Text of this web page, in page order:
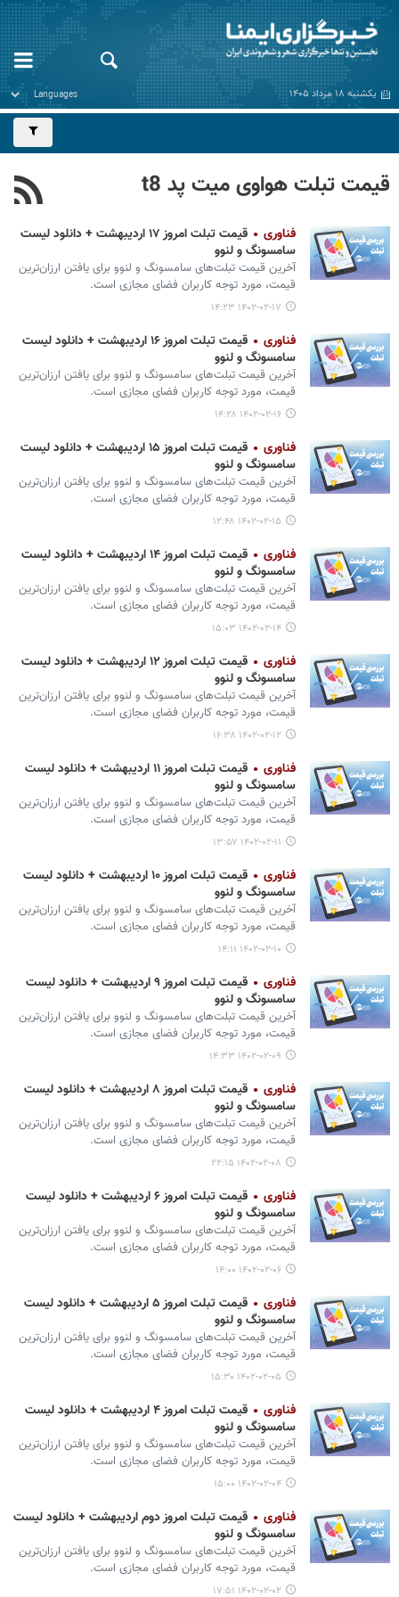
یکشنبه ۱۸ مرداد ۱۴۰۵
قیمت تبلت هواوی میت پد t8
فناوری
قیمت تبلت امروز ۱۷ اردیبهشت + دانلود لیست
سامسونگ و لنوو
آخرین قیمت تبلت‌های سامسونگ و لنوو برای یافتن ارزان‌ترین
قیمت، مورد توجه کاربران فضای مجازی است.
۱۴۰۲-۰۲-۱۷ ۱۴:۲۳
فناوری
قیمت تبلت امروز ۱۶ اردیبهشت + دانلود لیست
سامسونگ و لنوو
آخرین قیمت تبلت‌های سامسونگ و لنوو برای یافتن ارزان‌ترین
قیمت، مورد توجه کاربران فضای مجازی است.
۱۴۰۲-۰۲-۱۶ ۱۴:۲۸
فناوری
قیمت تبلت امروز ۱۵ اردیبهشت + دانلود لیست
سامسونگ و لنوو
آخرین قیمت تبلت‌های سامسونگ و لنوو برای یافتن ارزان‌ترین
قیمت، مورد توجه کاربران فضای مجازی است.
۱۴۰۲-۰۲-۱۵ ۱۲:۴۸
فناوری
قیمت تبلت امروز ۱۴ اردیبهشت + دانلود لیست
سامسونگ و لنوو
آخرین قیمت تبلت‌های سامسونگ و لنوو برای یافتن ارزان‌ترین
قیمت، مورد توجه کاربران فضای مجازی است.
۱۴۰۲-۰۲-۱۴ ۱۵:۰۳
فناوری
قیمت تبلت امروز ۱۲ اردیبهشت + دانلود لیست
سامسونگ و لنوو
آخرین قیمت تبلت‌های سامسونگ و لنوو برای یافتن ارزان‌ترین
قیمت، مورد توجه کاربران فضای مجازی است.
۱۴۰۲-۰۲-۱۲ ۱۶:۳۸
فناوری
قیمت تبلت امروز ۱۱ اردیبهشت + دانلود لیست
سامسونگ و لنوو
آخرین قیمت تبلت‌های سامسونگ و لنوو برای یافتن ارزان‌ترین
قیمت، مورد توجه کاربران فضای مجازی است.
۱۴۰۲-۰۲-۱۱ ۱۳:۵۷
فناوری
قیمت تبلت امروز ۱۰ اردیبهشت + دانلود لیست
سامسونگ و لنوو
آخرین قیمت تبلت‌های سامسونگ و لنوو برای یافتن ارزان‌ترین
قیمت، مورد توجه کاربران فضای مجازی است.
۱۴۰۲-۰۲-۱۰ ۱۴:۱۱
فناوری
قیمت تبلت امروز ۹ اردیبهشت + دانلود لیست
سامسونگ و لنوو
آخرین قیمت تبلت‌های سامسونگ و لنوو برای یافتن ارزان‌ترین
قیمت، مورد توجه کاربران فضای مجازی است.
۱۴۰۲-۰۲-۰۹ ۱۴:۳۳
فناوری
قیمت تبلت امروز ۸ اردیبهشت + دانلود لیست
سامسونگ و لنوو
آخرین قیمت تبلت‌های سامسونگ و لنوو برای یافتن ارزان‌ترین
قیمت، مورد توجه کاربران فضای مجازی است.
۱۴۰۲-۰۲-۰۸ ۲۲:۱۵
فناوری
قیمت تبلت امروز ۶ اردیبهشت + دانلود لیست
سامسونگ و لنوو
آخرین قیمت تبلت‌های سامسونگ و لنوو برای یافتن ارزان‌ترین
قیمت، مورد توجه کاربران فضای مجازی است.
۱۴۰۲-۰۲-۰۶ ۱۴:۰۰
فناوری
قیمت تبلت امروز ۵ اردیبهشت + دانلود لیست
سامسونگ و لنوو
آخرین قیمت تبلت‌های سامسونگ و لنوو برای یافتن ارزان‌ترین
قیمت، مورد توجه کاربران فضای مجازی است.
۱۴۰۲-۰۲-۰۵ ۱۵:۳۰
فناوری
قیمت تبلت امروز ۴ اردیبهشت + دانلود لیست
سامسونگ و لنوو
آخرین قیمت تبلت‌های سامسونگ و لنوو برای یافتن ارزان‌ترین
قیمت، مورد توجه کاربران فضای مجازی است.
۱۴۰۲-۰۲-۰۴ ۱۵:۰۰
فناوری
قیمت تبلت امروز دوم اردیبهشت + دانلود لیست
سامسونگ و لنوو
آخرین قیمت تبلت‌های سامسونگ و لنوو برای یافتن ارزان‌ترین
قیمت، مورد توجه کاربران فضای مجازی است.
۱۴۰۲-۰۲-۰۲ ۱۷:۵۱